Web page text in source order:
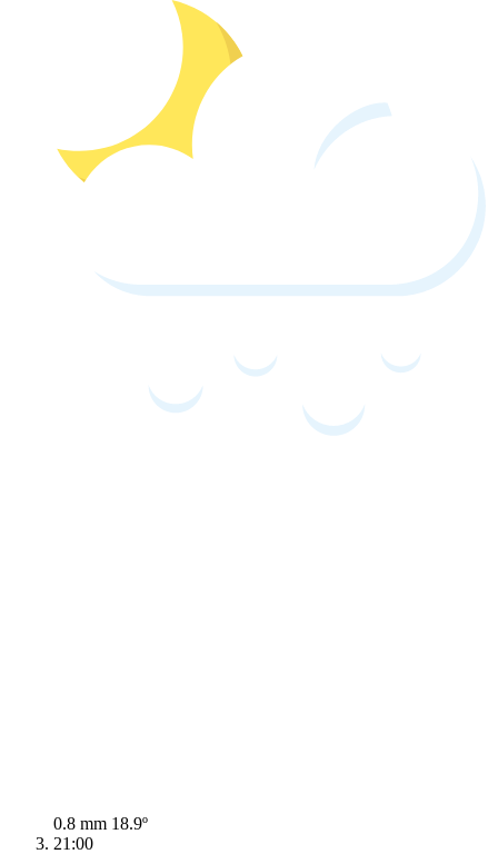
0.8 mm 18.9º
21:00